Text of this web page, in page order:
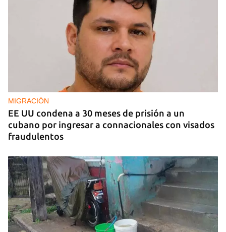
MIGRACIÓN
EE UU condena a 30 meses de prisión a un
cubano por ingresar a connacionales con visados
fraudulentos